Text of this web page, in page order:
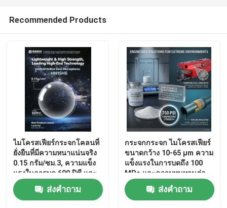
ไมโครสเฟียร์กลวง
ไมโครบอลลูนแก้ว
แก้วไมโครสเฟียร์
สินค้าทั้งหมด
Recommended Products
ไมโครสเฟียร์กระจกโคลนที่
ยั่งยืนที่มีความหนาแน่นจริง
0.15 กรัม/ซม.3, ความแข็ง
แรงในการบด 600 ปิซี และ
ขนาดอนุภาค 40 μm สําหรับ
อุปกรณ์อากาศและอุปก
ส่งคำถาม
กระจกกระจก ไมโครสเฟียร์
ขนาดกว้าง 10-65 μm ความ
แข็งแรงในการบดถึง 100
MPa และความทนทานต่อ
อุณหภูมิ -60 °C ถึง 650 °C
ส่งคำถาม